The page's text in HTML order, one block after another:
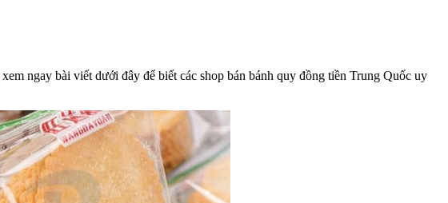
xem ngay bài viết dưới đây để biết các shop bán bánh quy đồng tiền Trung Quốc uy